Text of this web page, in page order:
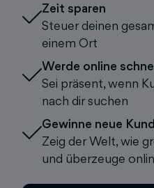
Zeit sparen
Steuer deinen
einem Ort
Werde online
Sei präsent, wenn
nach dir suchen
Gewinne neue
Zeig der Welt, wie
und überzeuge